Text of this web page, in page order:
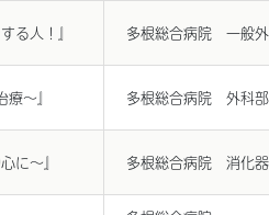
る人！』 多根総合病院 一
～』 多根総合病院 外科
に～』 多根総合病院 消化